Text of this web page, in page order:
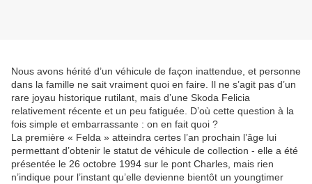
Nous avons hérité d’un véhicule de façon inattendue, et personne
dans la famille ne sait vraiment quoi en faire. Il ne s’agit pas d’un
rare joyau historique rutilant, mais d’une Skoda Felicia
relativement récente et un peu fatiguée. D’où cette question à la
fois simple et embarrassante : on en fait quoi ?
La première « Felda » atteindra certes l’an prochain l’âge lui
permettant d’obtenir le statut de véhicule de collection - elle a été
présentée le 26 octobre 1994 sur le pont Charles, mais rien
n’indique pour l’instant qu’elle devienne bientôt un youngtimer